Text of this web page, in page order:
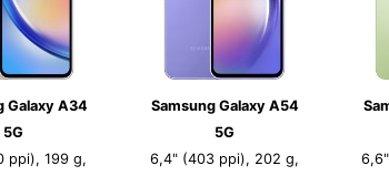
Galaxy A34
5G
ppi), 199 g,
Samsung Galaxy A54
5G
6,4" (403 ppi), 202 g,